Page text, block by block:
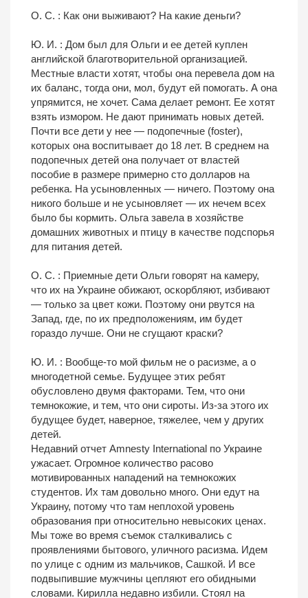
О. С. : Как они выживают? На какие деньги?
Ю. И. : Дом был для Ольги и ее детей куплен
английской благотворительной организацией.
Местные власти хотят, чтобы она перевела дом на
их баланс, тогда они, мол, будут ей помогать. А она
упрямится, не хочет. Сама делает ремонт. Ее хотят
взять измором. Не дают принимать новых детей.
Почти все дети у нее — подопечные (foster),
которых она воспитывает до 18 лет. В среднем на
подопечных детей она получает от властей
пособие в размере примерно сто долларов на
ребенка. На усыновленных — ничего. Поэтому она
никого больше и не усыновляет — их нечем всех
было бы кормить. Ольга завела в хозяйстве
домашних животных и птицу в качестве подспорья
для питания детей.
О. С. : Приемные дети Ольги говорят на камеру,
что их на Украине обижают, оскорбляют, избивают
— только за цвет кожи. Поэтому они рвутся на
Запад, где, по их предположениям, им будет
гораздо лучше. Они не сгущают краски?
Ю. И. : Вообще-то мой фильм не о расизме, а о
многодетной семье. Будущее этих ребят
обусловлено двумя факторами. Тем, что они
темнокожие, и тем, что они сироты. Из-за этого их
будущее будет, наверное, тяжелее, чем у других
детей.
Недавний отчет Amnesty International по Украине
ужасает. Огромное количество расово
мотивированных нападений на темнокожих
студентов. Их там довольно много. Они едут на
Украину, потому что там неплохой уровень
образования при относительно невысоких ценах.
Мы тоже во время съемок сталкивались с
проявлениями бытового, уличного расизма. Идем
по улице с одним из мальчиков, Сашкой. И все
подвыпившие мужчины цепляют его обидными
словами. Кирилла недавно избили. Стоял на